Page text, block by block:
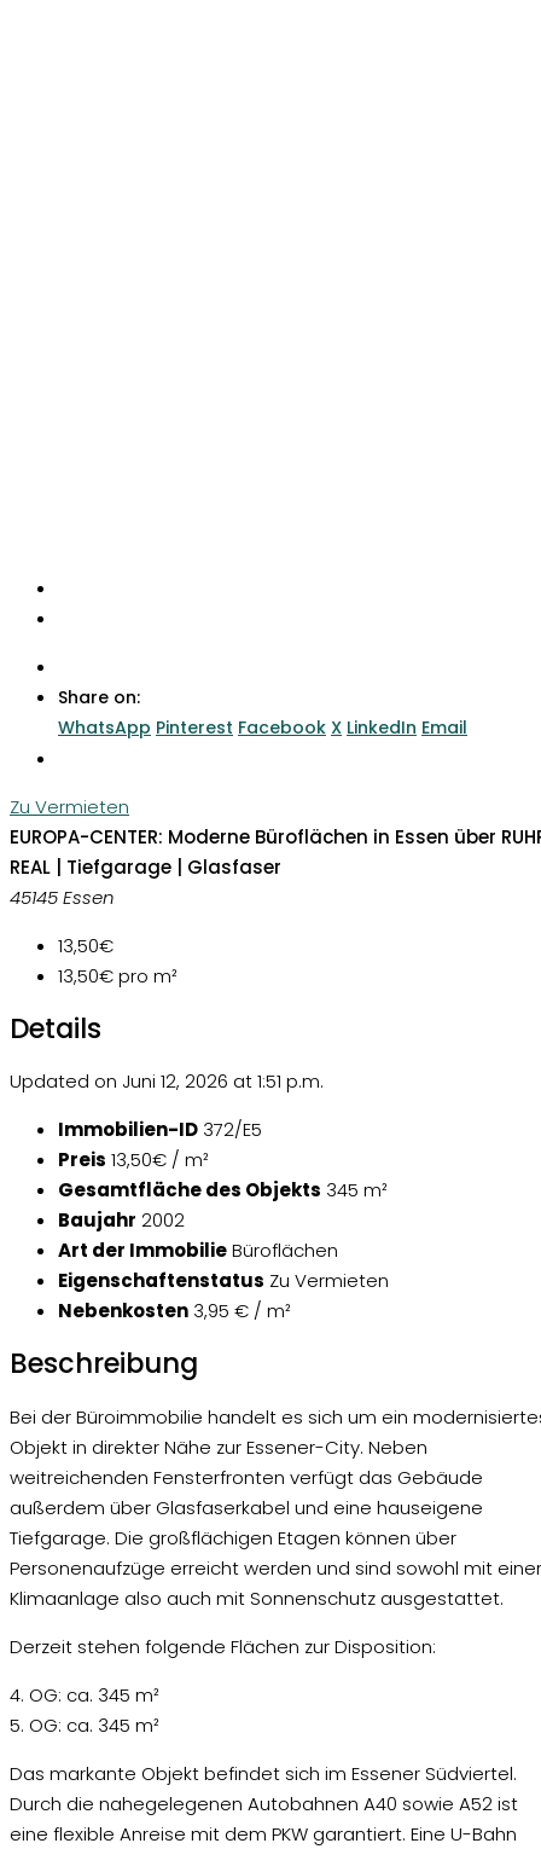
Share on:
WhatsApp Pinterest Facebook X LinkedIn Email
Zu Vermieten
EUROPA-CENTER: Moderne Büroflächen in Essen über
REAL | Tiefgarage | Glasfaser
45145 Essen
13,50€
13,50€pro m²
Details
Updated on Juni 12, 2026 at 1:51 p.m.
Immobilien-ID 372/E5
Preis 13,50€ / m²
Gesamtfläche des Objekts 345 m²
Baujahr 2002
Art der ImmobilieBüroflächen
Eigenschaftenstatus Zu Vermieten
Nebenkosten 3,95 € / m²
Beschreibung
Bei der Büroimmobilie handelt es sich um ein
Objekt in direkter Nähe zur Essener-City. Neben
weitreichenden Fensterfronten verfügt das Gebäude
außerdem über Glasfaserkabel und eine hauseigene
Tiefgarage. Die großflächigen Etagen können über
Personenaufzüge erreicht werden und sind sowohl mit einer
Klimaanlage also auch mit Sonnenschutz ausgestattet.
Derzeit stehen folgende Flächen zur Disposition:
4. OG: ca. 345 m²
5. OG: ca. 345 m²
Das markante Objekt befindet sich im Essener Südviertel.
Durch die nahegelegenen Autobahnen A40 sowie A52 ist
eine flexible Anreise mit dem PKW garantiert. Eine U-Bahn